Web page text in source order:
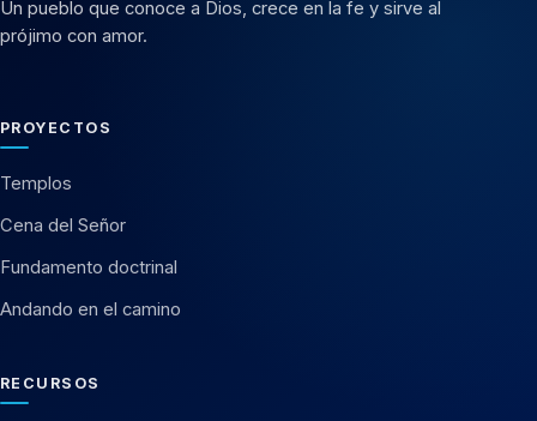
Un pueblo que conoce a Dios, crece en la fe y sirve al
prójimo con amor.
PROYECTOS
Templos
Cena del Señor
Fundamento doctrinal
Andando en el camino
RECURSOS